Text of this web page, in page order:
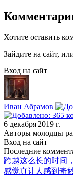
Хотите оставить
Зайдите на сайт,
Вход на сайт
Иван Абрамов
6 декабря 2019 г.
Авторы молодцы
Вход на сайт
Последние
跨越这么长的时间
感觉真让人感到奇